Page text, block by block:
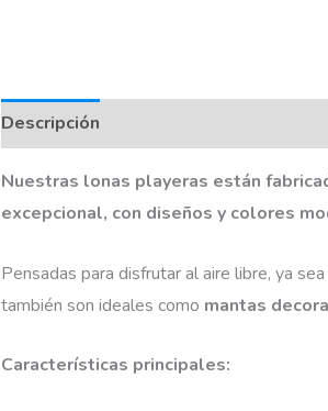
Descripción
Nuestras lonas playeras están
excepcional, con diseños y colores
Pensadas para disfrutar al aire libre, ya
también son ideales como mantas
Características principales: